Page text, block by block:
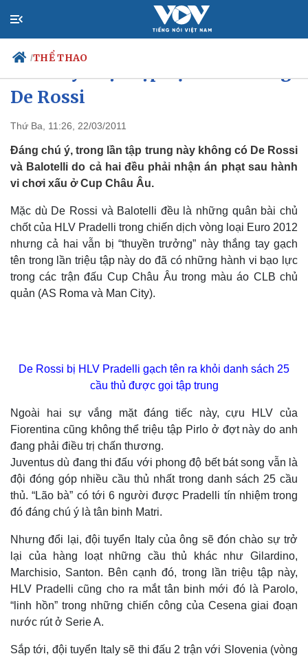
/THỂ THAO
Chính trị
Đảng
Tổ chức nhân sự
Quốc hội
Tin 24h
Dự báo thời tiết
Việc làm
Biển đảo
De Rossi
Thứ Ba, 11:26, 22/03/2011
Đáng chú ý, trong lần tập trung này không có De Rossi
và Balotelli do cả hai đều phải nhận án phạt sau hành
vi chơi xấu ở Cup Châu Âu.
Mặc dù De Rossi và Balotelli đều là những quân bài chủ
chốt của HLV Pradelli trong chiến dịch vòng loại Euro 2012
nhưng cả hai vẫn bị “thuyền trưởng” này thắng tay gạch
tên trong lần triệu tập này do đã có những hành vi bạo lực
trong các trận đấu Cup Châu Âu trong màu áo CLB chủ
quản (AS Roma và Man City).
De Rossi bị HLV Pradelli gạch tên ra khỏi danh sách 25
cầu thủ được gọi tập trung
Ngoài hai sự vắng mặt đáng tiếc này, cựu HLV của
Fiorentina cũng không thể triệu tập Pirlo ở đợt này do anh
đang phải điều trị chấn thương.
Juventus dù đang thi đấu với phong độ bết bát song vẫn là
đội đóng góp nhiều cầu thủ nhất trong danh sách 25 cầu
thủ. “Lão bà” có tới 6 người được Pradelli tín nhiệm trong
đó đáng chú ý là tân binh Matri.
Nhưng đổi lại, đội tuyển Italy của ông sẽ đón chào sự trở
lại của hàng loạt những cầu thủ khác như Gilardino,
Marchisio, Santon. Bên cạnh đó, trong lần triệu tập này,
HLV Pradelli cũng cho ra mắt tân binh mới đó là Parolo,
“linh hồn” trong những chiến công của Cesena giai đoạn
nước rút ở Serie A.
Sắp tới, đội tuyển Italy sẽ thi đấu 2 trận với Slovenia (vòng